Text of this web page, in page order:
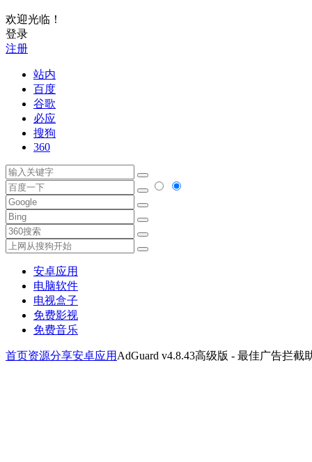
欢迎光临！
登录
注册
站内
百度
谷歌
必应
搜狗
360
安卓应用
电脑软件
电视盒子
免费影视
免费音乐
首页资源分享安卓应用 AdGuard v4.8.43高级版 - 最佳广告拦